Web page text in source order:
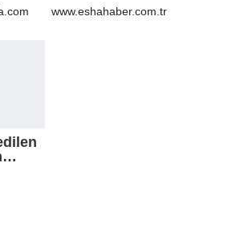
İçin Bilinmesi
www.eshahaber.com.tr